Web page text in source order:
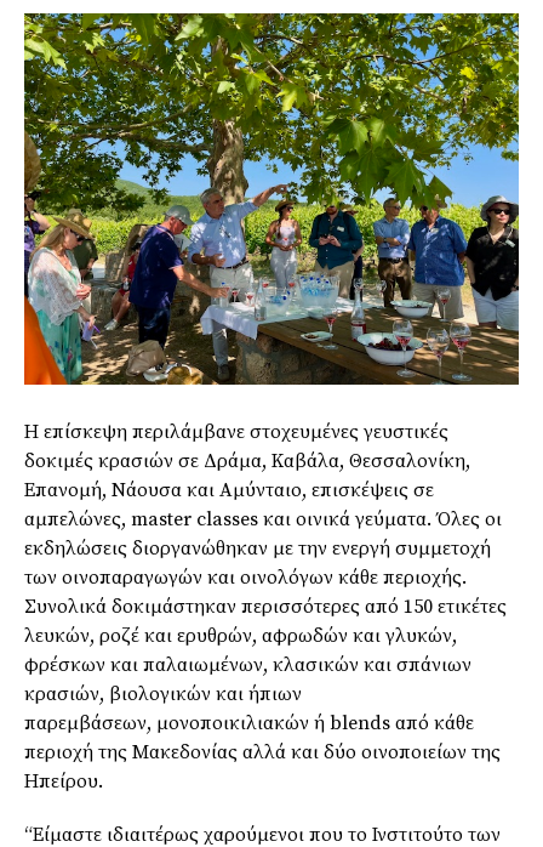
Η επίσκεψη περιλάμβανε στοχευμένες γευστικές
δοκιμές κρασιών σε Δράμα, Καβάλα, Θεσσαλονίκη,
Επανομή, Νάουσα και Αμύνταιο, επισκέψεις σε
αμπελώνες, master classes και οινικά γεύματα. Όλες οι
εκδηλώσεις διοργανώθηκαν με την ενεργή συμμετοχή
των οινοπαραγωγών και οινολόγων κάθε περιοχής.
Συνολικά δοκιμάστηκαν περισσότερες από 150 ετικέτες
λευκών, ροζέ και ερυθρών, αφρωδών και γλυκών,
φρέσκων και παλαιωμένων, κλασικών και σπάνιων
κρασιών, βιολογικών και ήπιων
παρεμβάσεων, μονοποικιλιακών ή blends από κάθε
περιοχή της Μακεδονίας αλλά και δύο οινοποιείων της
Ηπείρου.
“Είμαστε ιδιαιτέρως χαρούμενοι που το Ινστιτούτο των